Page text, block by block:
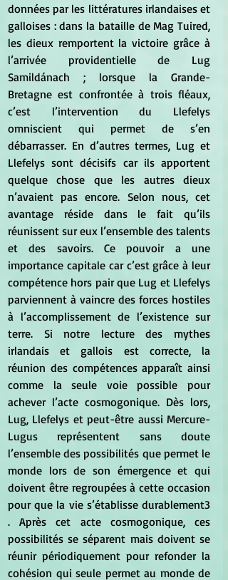
données par les littératures irlandaises et
galloises : dans la bataille de Mag Tuired,
les dieux remportent la victoire grâce à
l’arrivée providentielle de Lug
Samildánach ; lorsque la Grande-
Bretagne est confrontée à trois fléaux,
c’est l’intervention du Llefelys
omniscient qui permet de s’en
débarrasser. En d’autres termes, Lug et
Llefelys sont décisifs car ils apportent
quelque chose que les autres dieux
n’avaient pas encore. Selon nous, cet
avantage réside dans le fait qu’ils
réunissent sur eux l’ensemble des talents
et des savoirs. Ce pouvoir a une
importance capitale car c’est grâce à leur
compétence hors pair que Lug et Llefelys
parviennent à vaincre des forces hostiles
à l’accomplissement de l’existence sur
terre. Si notre lecture des mythes
irlandais et gallois est correcte, la
réunion des compétences apparaît ainsi
comme la seule voie possible pour
achever l’acte cosmogonique. Dès lors,
Lug, Llefelys et peut-être aussi Mercure-
Lugus représentent sans doute
l’ensemble des possibilités que permet le
monde lors de son émergence et qui
doivent être regroupées à cette occasion
pour que la vie s’établisse durablement3
. Après cet acte cosmogonique, ces
possibilités se séparent mais doivent se
réunir périodiquement pour refonder la
cohésion qui seule permet au monde de